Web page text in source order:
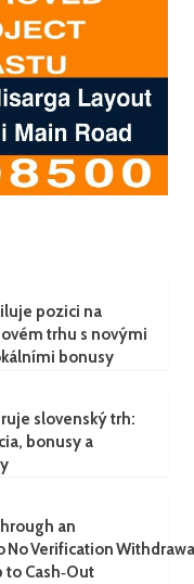
pozici na
trhu s novými
bonusy
slovenský trh:
bonusy a
an
No Verification
to Cash‑Out